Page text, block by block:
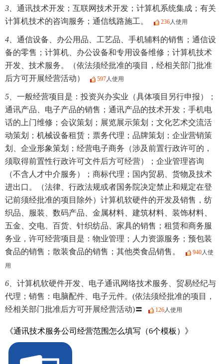
3、 通讯技术开发；互联网技术开发；计算机系统集成；有关
计算机技术的咨询服务；通信线路施工。
236人使用
4、 通信设备、办公用品、工艺品、手机辅料的销售；通信设
备的零售；计算机、办公设备和专用设备维修；计算机技术
开发、技术服务。（依法须经批准的项目，经相关部门批准
后方可开展经营活动）
597人使用
5、 一般经营项目是：投资兴办实业（具体项目另行申报）；
通讯产品、电子产品的销售；通讯产品的技术开发；手机电
话的上门维修；会议策划；展览展示策划；文化艺术交流活
动策划；机械设备租赁；票务代理；品牌策划；企业营销策
划、企业形象策划；经营电子商务（涉及前置行政许可的，
须取得前置性行政许可文件后方可经营）；企业管理咨询
（不含人才中介服务）；商标代理；国内贸易、货物及技术
进出口。（法律、行政法规或者国务院决定禁止和规定在登
记前须经批准的项目除外）计算机软硬件的开发及销售，纺
织品、服装、数码产品、金属材料、建筑材料、装饰材料、
五金、交电、百货、针织纺品、家具的销售；租赁和商务服
务业，许可经营项目是：物业管理；人力资源服务；预包装
食品的销售；散装食品的销售；其他类食品销售。
940人使
用
6、 计算机软硬件开发、电子通讯网络技术服务、贸易经纪与
代理；销售：电脑配件、电子元件。(依法须经批准的项目，
经相关部门批准后方可开展经营活动)〓
126人使用
《通讯技术服务公司经营范围怎么填写（6个模板）》